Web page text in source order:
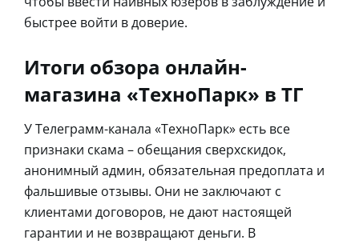
быстрее войти в доверие.
Итоги обзора онлайн-
магазина «ТехноПарк» в ТГ
У Телеграмм-канала «ТехноПарк» есть все
признаки скама – обещания сверхскидок,
анонимный админ, обязательная предоплата и
фальшивые отзывы. Они не заключают с
клиентами договоров, не дают настоящей
гарантии и не возвращают деньги. В